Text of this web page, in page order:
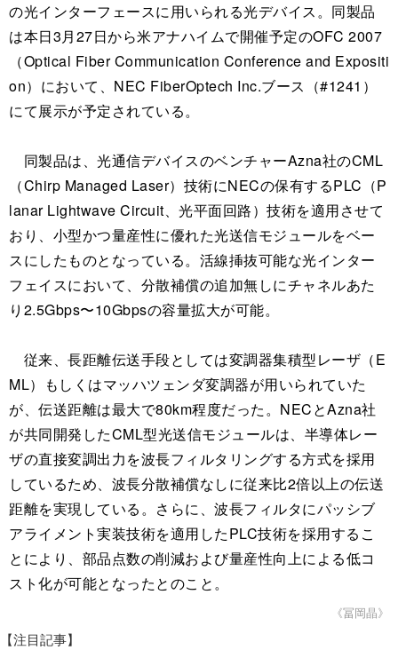
の光インターフェースに用いられる光デバイス。同製品
は本日3月27日から米アナハイムで開催予定のOFC 2007
（Optical Fiber Communication Conference and Expositi
on）において、NEC FiberOptech Inc.ブース（#1241）
にて展示が予定されている。
同製品は、光通信デバイスのベンチャーAzna社のCML
（Chirp Managed Laser）技術にNECの保有するPLC（P
lanar Lightwave Circuit、光平面回路）技術を適用させて
おり、小型かつ量産性に優れた光送信モジュールをベー
スにしたものとなっている。活線挿抜可能な光インター
フェイスにおいて、分散補償の追加無しにチャネルあた
り2.5Gbps〜10Gbpsの容量拡大が可能。
従来、長距離伝送手段としては変調器集積型レーザ（E
ML）もしくはマッハツェンダ変調器が用いられていた
が、伝送距離は最大で80km程度だった。NECとAzna社
が共同開発したCML型光送信モジュールは、半導体レー
ザの直接変調出力を波長フィルタリングする方式を採用
しているため、波長分散補償なしに従来比2倍以上の伝送
距離を実現している。さらに、波長フィルタにパッシブ
アライメント実装技術を適用したPLC技術を採用するこ
とにより、部品点数の削減および量産性向上による低コ
スト化が可能となったとのこと。
《冨岡晶》
【注目記事】